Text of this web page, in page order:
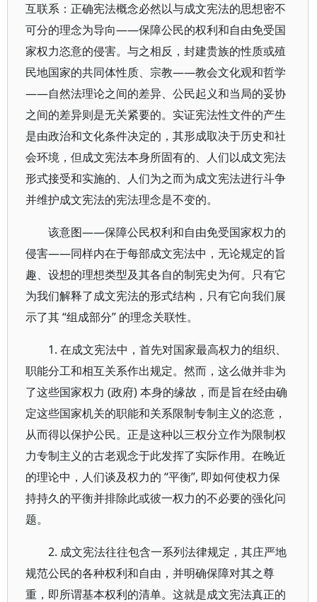
互联系：正确宪法概念必然以与成文宪法的思想密不
可分的理念为导向——保障公民的权利和自由免受国
家权力恣意的侵害。与之相反，封建贵族的性质或殖
民地国家的共同体性质、宗教——教会文化观和哲学
——自然法理论之间的差异、公民起义和当局的妥协
之间的差异则是无关紧要的。实证宪法性文件的产生
是由政治和文化条件决定的，其形成取决于历史和社
会环境，但成文宪法本身所固有的、人们以成文宪法
形式接受和实施的、人们为之而为成文宪法进行斗争
并维护成文宪法的宪法理念是不变的。
该意图——保障公民权利和自由免受国家权力的
侵害——同样内在于每部成文宪法中，无论规定的旨
趣、设想的理想类型及其各自的制宪史为何。只有它
为我们解释了成文宪法的形式结构，只有它向我们展
示了其 “组成部分” 的理念关联性。
1. 在成文宪法中，首先对国家最高权力的组织、
职能分工和相互关系作出规定。然而，这么做并非为
了这些国家权力 (政府) 本身的缘故，而是旨在经由确
定这些国家机关的职能和关系限制专制主义的恣意，
从而得以保护公民。正是这种以三权分立作为限制权
力专制主义的古老观念于此发挥了实际作用。在晚近
的理论中，人们谈及权力的 “平衡”, 即如何使权力保
持持久的平衡并排除此或彼一权力的不必要的强化问
题。
2. 成文宪法往往包含一系列法律规定，其庄严地
规范公民的各种权利和自由，并明确保障对其之尊
重，即所谓基本权利的清单。这就是成文宪法真正的